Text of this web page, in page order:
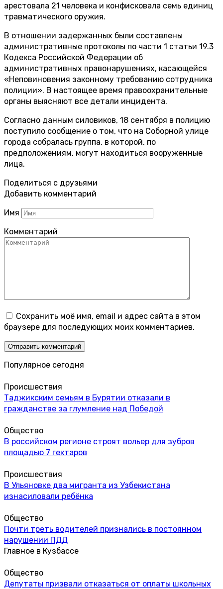
арестовала 21 человека и конфисковала семь единиц
травматического оружия.
В отношении задержанных были составлены
административные протоколы по части 1 статьи 19.3
Кодекса Российской Федерации об
административных правонарушениях, касающейся
«Неповиновения законному требованию сотрудника
полиции». В настоящее время правоохранительные
органы выясняют все детали инцидента.
Согласно данным силовиков, 18 сентября в полицию
поступило сообщение о том, что на Соборной улице
города собралась группа, в которой, по
предположениям, могут находиться вооруженные
лица.
Поделиться с друзьями
Добавить комментарий
Имя
Комментарий
Сохранить моё имя, email и адрес сайта в этом
браузере для последующих моих комментариев.
Популярное сегодня
Происшествия
Таджикским семьям в Бурятии отказали в
гражданстве за глумление над Победой
Общество
В российском регионе строят вольер для зубров
площадью 7 гектаров
Происшествия
В Ульяновке два мигранта из Узбекистана
изнасиловали ребёнка
Общество
Почти треть водителей признались в постоянном
нарушении ПДД
Главное в Кузбассе
Общество
Депутаты призвали отказаться от оплаты школьных